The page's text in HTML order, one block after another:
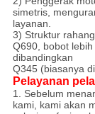
simetris,
layanan.
3) Struktur
Q690, bobot
dibandingkan
Q345 (biasanya
Pelayanan
1. Sebelum
kami, kami akan